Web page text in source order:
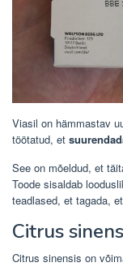
Viasil on hämmastav
töötatud, et
See on mõeldud, et
Toode sisaldab
teadlased, et tagada,
Citrus
Citrus sinensis on